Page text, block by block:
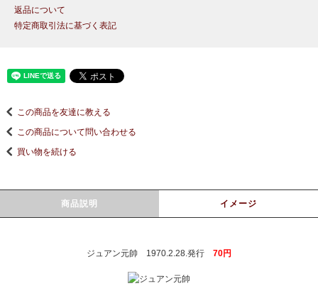
返品について
特定商取引法に基づく表記
この商品を友達に教える
この商品について問い合わせる
買い物を続ける
商品説明 イメージ
ジュアン元帥 1970.2.28.発行 70円